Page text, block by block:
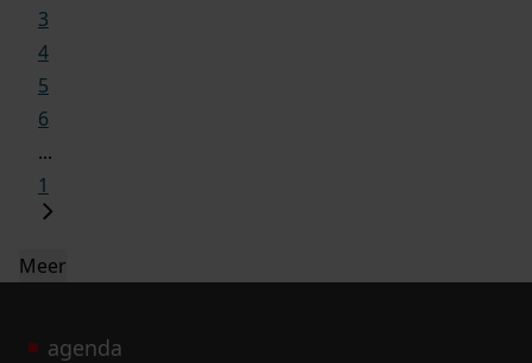
3
4
5
6
...
1
Meer
agenda